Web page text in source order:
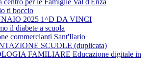
centro per le Famiglie Val d'Enza
ti boccio
2025 1^D DA VINCI
il diabete a scuola
commercianti Sant'Ilario
SCUOLE (duplicata)
FAMILIARE Educazione digitale in